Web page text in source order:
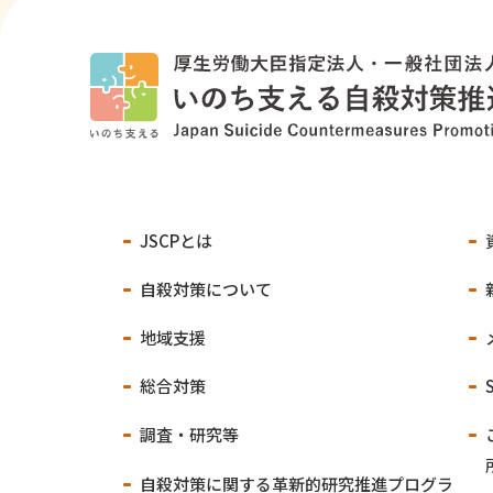
JSCPとは
自殺対策について
地域支援
総合対策
調査・研究等
自殺対策に関する革新的研究推進プログラ